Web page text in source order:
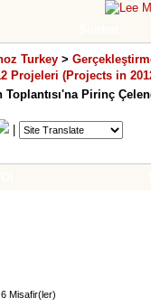
Turkey >
Projeleri (Projects in
Toplantısı'na Pirinç
Misafir(ler)